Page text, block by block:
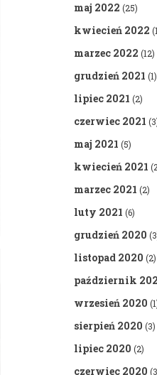
maj 2022 (25)
kwiecień 2022
marzec 2022 (12)
grudzień 2021 (1)
lipiec 2021 (2)
czerwiec 2021
maj 2021 (5)
kwiecień 2021
marzec 2021 (2)
luty 2021 (6)
grudzień 2020
listopad 2020 (2)
październik
wrzesień 2020
sierpień 2020 (3)
lipiec 2020 (2)
czerwiec 2020